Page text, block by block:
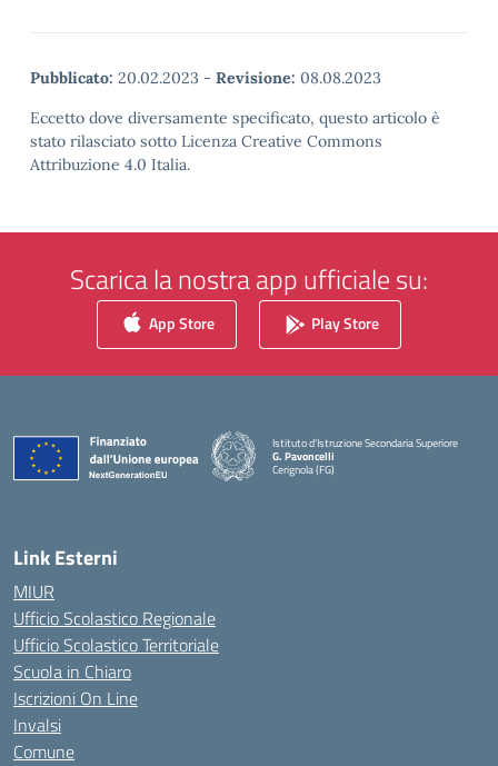
Pubblicato: 20.02.2023 - Revisione: 08.08.2023
Eccetto dove diversamente specificato, questo articolo è
stato rilasciato sotto Licenza Creative Commons
Attribuzione 4.0 Italia.
Scarica la nostra app ufficiale su:
App Store Play Store
Istituto d'Istruzione Secondaria Superiore
G. Pavoncelli
Cerignola (FG)
— Visita la pagina iniziale della scuola
Link Esterni
MIUR
Ufficio Scolastico Regionale
Ufficio Scolastico Territoriale
Scuola in Chiaro
Iscrizioni On Line
Invalsi
Comune